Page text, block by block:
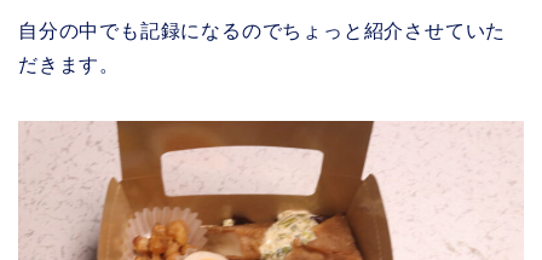
自分の中でも記録になるのでちょっと紹介させていた
だきます。